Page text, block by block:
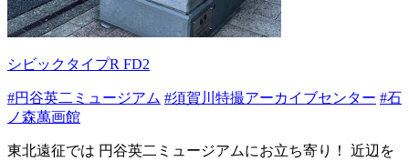
シビックタイプR FD2
#円谷英二ミュージアム #須賀川特撮アーカイブセンター #石
ノ森萬画館
東北遠征では 円谷英二ミュージアムにお立ち寄り！ 近辺を